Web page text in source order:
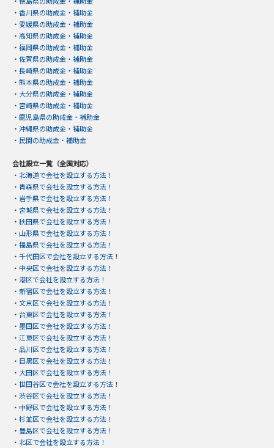
・ 香川県の助成金・補助金
・ 愛媛県の助成金・補助金
・ 高知県の助成金・補助金
・ 福岡県の助成金・補助金
・ 佐賀県の助成金・補助金
・ 長崎県の助成金・補助金
・ 熊本県の助成金・補助金
・ 大分県の助成金・補助金
・ 宮崎県の助成金・補助金
・ 鹿児島県の助成金・補助金
・ 沖縄県の助成金・補助金
・ 民間の助成金・補助金
会社設立一覧（全国対応）
・ 北海道で会社を設立する方法！
・ 青森県で会社を設立する方法！
・ 岩手県で会社を設立する方法！
・ 宮城県で会社を設立する方法！
・ 秋田県で会社を設立する方法！
・ 山形県で会社を設立する方法！
・ 福島県で会社を設立する方法！
・ 千代田区で会社を設立する方法！
・ 中央区で会社を設立する方法！
・ 港区で会社を設立する方法！
・ 新宿区で会社を設立する方法！
・ 文京区で会社を設立する方法！
・ 台東区で会社を設立する方法！
・ 墨田区で会社を設立する方法！
・ 江東区で会社を設立する方法！
・ 品川区で会社を設立する方法！
・ 目黒区で会社を設立する方法！
・ 大田区で会社を設立する方法！
・ 世田谷区で会社を設立する方法！
・ 渋谷区で会社を設立する方法！
・ 中野区で会社を設立する方法！
・ 杉並区で会社を設立する方法！
・ 豊島区で会社を設立する方法！
・ 北区で会社を設立する方法！